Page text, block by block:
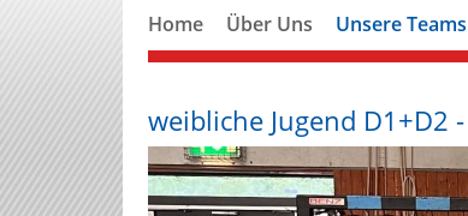
Home Über Uns Unsere Teams
weibliche Jugend D1+D2